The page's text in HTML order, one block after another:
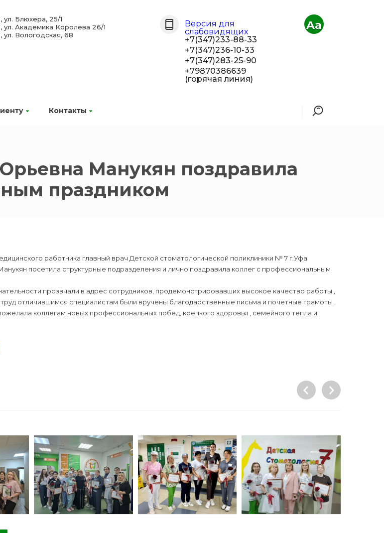
Контакты
ул. Блюхера, 25/1
ул. Академика Королева 26/1
ул. Вологодская, 68
Версия для
слабовидящих
+7(347)233-88-33
+7(347)236-10-33
+7(347)283-25-90
+79870386639
(горячая линия)
Aa
Манукян поздравила
праздником
работника главный врач Детской стоматологической поликлиники № 7 г.Уфа
посетила структурные подразделения и лично поздравила коллег с профессиональным
прозвчали в адрес сотрудников, продемонстрировавших высокое качество работы ,
отличившимся специалистам были вручены благодарственные письма и почетные грамоты .
коллегам новых профессиональных побед, крепкого здоровья , семейного тепла и